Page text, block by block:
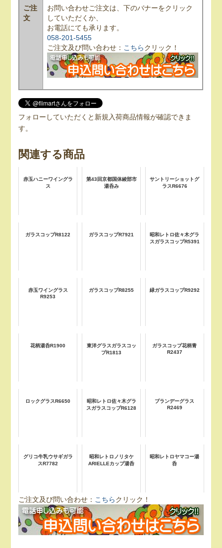
ご注
文
お問い合わせご注文は、下のバナーをクリック
していただくか、
お電話にても承ります。
058-201-5455
ご注文及び問い合わせ： こちらクリック！
フォローしていただくと新規入荷商品情報が確認できま
す。
関連する商品
赤玉ハニーワイングラ
ス
第43回京都国体綾部市
湯呑み
サントリーショットグ
ラスR6676
ガラスコップR8122 ガラスコップR7921
昭和レトロ佐々木グラ
スガラスコップR5391
赤玉ワイングラス
R9253
ガラスコップR8255 緑ガラスコップR9292
花柄湯呑R1900
東洋グラスガラスコッ
プR1813
ガラスコップ花柄青
R2437
ロックグラスR6650
昭和レトロ佐々木グラ
スガラスコップR6128
ブランデーグラス
R2469
グリコ牛乳ウサギガラ
スR7782
昭和レトロノリタケ
ARIELLEカップ湯呑
昭和レトロヤマコー湯
呑
ご注文及び問い合わせ： こちらクリック！